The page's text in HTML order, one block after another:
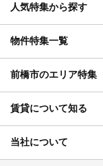
人気特集から探す
物件特集一覧
前橋市のエリア特集
賃貸について知る
当社について